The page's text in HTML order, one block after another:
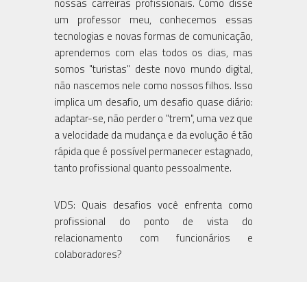
um professor meu, conhecemos essas
tecnologias e novas formas de comunicação,
aprendemos com elas todos os dias, mas
somos "turistas" deste novo mundo digital,
não nascemos nele como nossos filhos. Isso
implica um desafio, um desafio quase diário:
adaptar-se, não perder o "trem", uma vez que
a velocidade da mudança e da evolução é tão
rápida que é possível permanecer estagnado,
tanto profissional quanto pessoalmente.
VDS: Quais desafios você enfrenta como
profissional do ponto de vista do
relacionamento com funcionários e
colaboradores?